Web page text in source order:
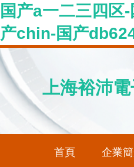
国产a一二三四区
产chin-国产
上海裕沛
首頁 企業